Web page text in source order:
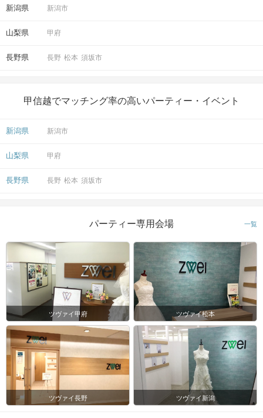
新潟県 新潟市
山梨県 甲府
長野県 長野 松本 須坂市
甲信越でマッチング率の高いパーティー・イベント
新潟県 新潟市
山梨県 甲府
長野県 長野 松本 須坂市
パーティー専用会場 一覧
ツヴァイ甲府 ツヴァイ松本
ツヴァイ長野 ツヴァイ新潟